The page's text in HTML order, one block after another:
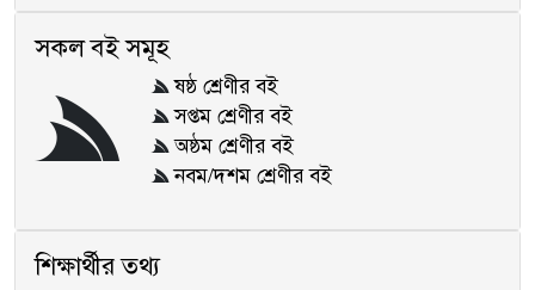
সকল বই সমূহ
ষষ্ঠ শ্রেণীর বই
সপ্তম শ্রেণীর বই
অষ্ঠম শ্রেণীর বই
নবম/দশম শ্রেণীর বই
শিক্ষার্থীর তথ্য